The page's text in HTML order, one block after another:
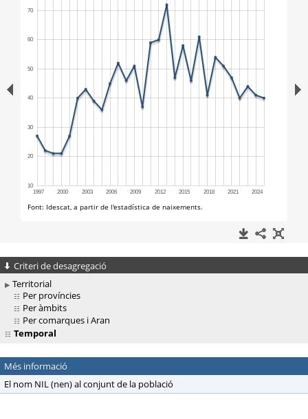
Criteri de desagregació
Territorial
Per províncies
Per àmbits
Per comarques i Aran
Temporal
Més informació
El nom NIL (nen) al conjunt de la població